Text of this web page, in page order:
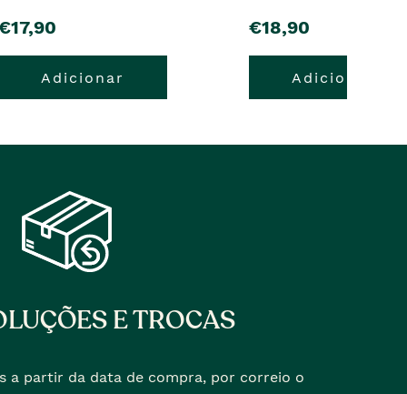
Adicionar
pre�o
€18,90
Adicionar
E TROCAS
a partir da data de compra, por correio o